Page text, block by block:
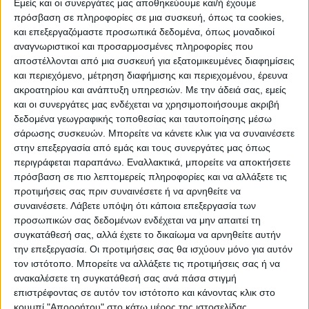
Εμείς και οι συνεργάτες μας αποθηκεύουμε και/ή έχουμε
πρόσβαση σε πληροφορίες σε μια συσκευή, όπως τα cookies,
και επεξεργαζόμαστε προσωπικά δεδομένα, όπως μοναδικοί
αναγνωριστικοί και προσαρμοσμένες πληροφορίες που
αποστέλλονται από μια συσκευή για εξατομικευμένες διαφημίσεις
και περιεχόμενο, μέτρηση διαφήμισης και περιεχομένου, έρευνα
ακροατηρίου και ανάπτυξη υπηρεσιών. Με την άδειά σας, εμείς
και οι συνεργάτες μας ενδέχεται να χρησιμοποιήσουμε ακριβή
δεδομένα γεωγραφικής τοποθεσίας και ταυτοποίησης μέσω
σάρωσης συσκευών. Μπορείτε να κάνετε κλικ για να συναινέσετε
στην επεξεργασία από εμάς και τους συνεργάτες μας όπως
περιγράφεται παραπάνω. Εναλλακτικά, μπορείτε να αποκτήσετε
πρόσβαση σε πιο λεπτομερείς πληροφορίες και να αλλάξετε τις
προτιμήσεις σας πριν συναινέσετε ή να αρνηθείτε να
συναινέσετε. Λάβετε υπόψη ότι κάποια επεξεργασία των
προσωπικών σας δεδομένων ενδέχεται να μην απαιτεί τη
συγκατάθεσή σας, αλλά έχετε το δικαίωμα να αρνηθείτε αυτήν
την επεξεργασία. Οι προτιμήσεις σας θα ισχύουν μόνο για αυτόν
τον ιστότοπο. Μπορείτε να αλλάξετε τις προτιμήσεις σας ή να
ανακαλέσετε τη συγκατάθεσή σας ανά πάσα στιγμή
επιστρέφοντας σε αυτόν τον ιστότοπο και κάνοντας κλικ στο
από τα λασπόνερα. Τα νερά είχαν
σχηματίσει μία απέραντη λίμνη όπου το
βάθος έφθανε ακόμη και τα τρία μέτρα.
Ενδεικτό της κατάστασης που επικρατούσε
ήταν πως οι κάτοικοι προσέγγιζαν το χωριό
όπου φαινόταν μόνο οι στέγες των σπιτιών
με βάρκες. Παρόμοια κατάσταση και στο
Βλοχό με την Πυροσβεστική να απεγλωβίζει
40 άτομα από τα σπίτια τους. Οι τότε
τοπικές αρχές είχαν αναγκαστεί να σπάσουν
το οδόστρωμα σε αρκετά σημεία στο
επαρχιακό δίκτυο στον Κάμπο, στον
Κοσκινά, τη Μαραθέα, το Μάρκο, για να
δώσουν διέξοδο στα νερά που σχημάτιζαν
μία τεράστια λίμνη. Κόποι μιας ολόκληρης